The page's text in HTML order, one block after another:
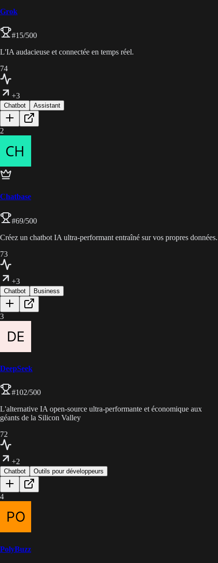
Grok
#15/500
L'IA audacieuse et connectée en temps réel.
74
+3
Chatbot Assistant
2
Chatbase
#69/500
Créez un chatbot IA ultra-performant entraîné sur vos propres données.
73
+3
Chatbot Business
3
DeepSeek
#102/500
L'alternative IA open-source ultra-performante et économique aux
géants de la Silicon Valley
72
+2
Chatbot Outils pour développeurs
4
PolyBuzz